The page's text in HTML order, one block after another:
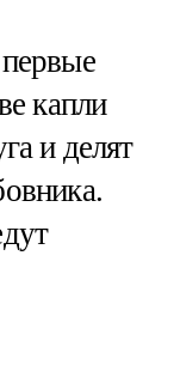
капли
и делят